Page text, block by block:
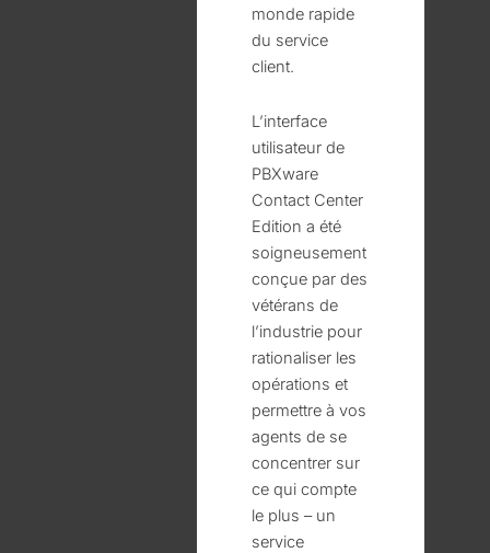
monde rapide
du service
client.
L’interface
utilisateur de
PBXware
Contact Center
Edition a été
soigneusement
conçue par des
vétérans de
l’industrie pour
rationaliser les
opérations et
permettre à vos
agents de se
concentrer sur
ce qui compte
le plus – un
service